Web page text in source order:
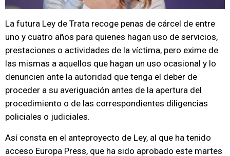
La futura Ley de Trata recoge penas de cárcel de entre
uno y cuatro años para quienes hagan uso de servicios,
prestaciones o actividades de la víctima, pero exime de
las mismas a aquellos que hagan un uso ocasional y lo
denuncien ante la autoridad que tenga el deber de
proceder a su averiguación antes de la apertura del
procedimiento o de las correspondientes diligencias
policiales o judiciales.
Así consta en el anteproyecto de Ley, al que ha tenido
acceso Europa Press, que ha sido aprobado este martes